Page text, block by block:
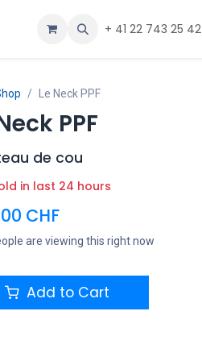
+ 41 22 743 25 42
Le Neck PPF
PPF
de cou
in last 24 hours
CHF
are viewing this right now
Add to Cart